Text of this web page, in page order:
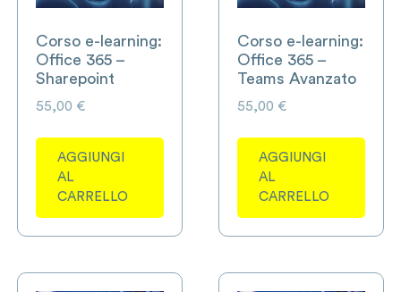
Corso e-learning:
Office 365 –
Sharepoint
55,00 €
AGGIUNGI
AL
CARRELLO
Corso e-learning:
Office 365 –
Teams Avanzato
55,00 €
AGGIUNGI
AL
CARRELLO